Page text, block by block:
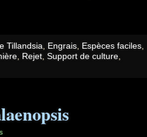
Tillandsia, Engrais, Espèces faciles,
, Rejet, Support de culture,